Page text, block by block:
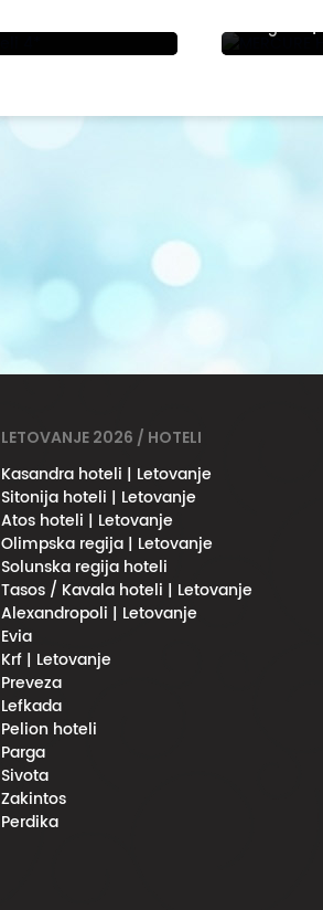
Hurgada|
LETOVANJE 2026 / HOTELI
Kasandra hoteli | Letovanje
Sitonija hoteli | Letovanje
Atos hoteli | Letovanje
Olimpska regija | Letovanje
Solunska regija hoteli
Tasos / Kavala hoteli | Letovanje
Alexandropoli | Letovanje
Evia
Krf | Letovanje
Preveza
Lefkada
Pelion hoteli
Parga
Sivota
Zakintos
Perdika